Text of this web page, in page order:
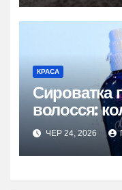
КРАСА
Сироватка
волосся:
результатів
ЧЕР 24, 2026